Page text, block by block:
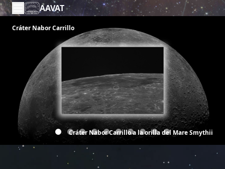
AAVAT
Cráter Nabor Carrillo
Cráter Nabor Carrillo a la orilla del Mare Smythii